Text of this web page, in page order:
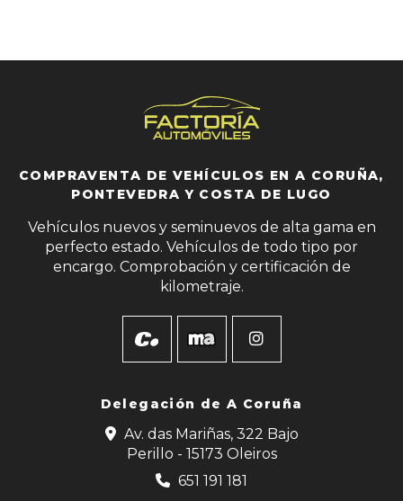
COMPRAVENTA DE VEHÍCULOS EN A CORUÑA,
PONTEVEDRA Y COSTA DE LUGO
Vehículos nuevos y seminuevos de alta gama en
perfecto estado. Vehículos de todo tipo por
encargo. Comprobación y certificación de
kilometraje.
Delegación deA Coruña
Av. das Mariñas, 322 Bajo
Perillo - 15173 Oleiros
651 191 181